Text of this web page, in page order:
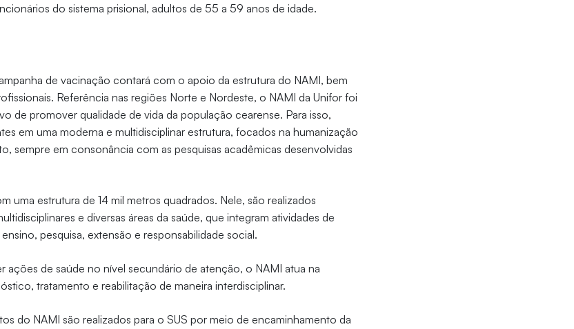
do sistema prisional, adultos de 55 a 59 anos de idade.
de vacinação contará com o apoio da estrutura do NAMI, bem
Referência nas regiões Norte e Nordeste, o NAMI da Unifor foi
de promover qualidade de vida da população cearense. Para isso,
em uma moderna e multidisciplinar estrutura, focados na humanização
sempre em consonância com as pesquisas acadêmicas desenvolvidas
uma estrutura de 14 mil metros quadrados. Nele, são realizados
e diversas áreas da saúde, que integram atividades de
pesquisa, extensão e responsabilidade social.
ações de saúde no nível secundário de atenção, o NAMI atua na
tratamento e reabilitação de maneira interdisciplinar.
do NAMI são realizados para o SUS por meio de encaminhamento da